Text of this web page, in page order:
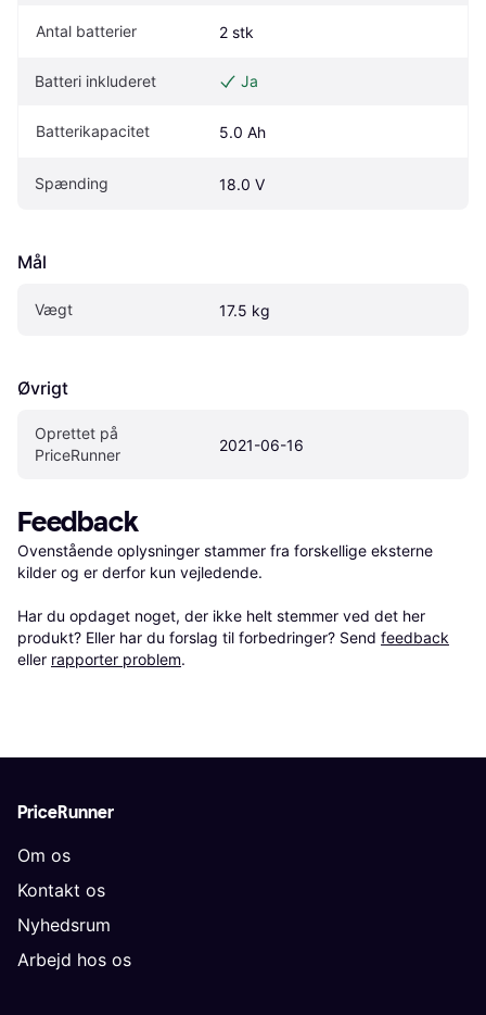
Antal batterier 2 stk
Batteri inkluderet Ja
Batterikapacitet 5.0 Ah
Spænding 18.0 V
Mål
Vægt 17.5 kg
Øvrigt
Oprettet på
PriceRunner
2021-06-16
Feedback
Ovenstående oplysninger stammer fra forskellige eksterne
kilder og er derfor kun vejledende.
Har du opdaget noget, der ikke helt stemmer ved det her
produkt? Eller har du forslag til forbedringer? Send feedback
eller rapporter problem.
PriceRunner
Om os
Kontakt os
Nyhedsrum
Arbejd hos os